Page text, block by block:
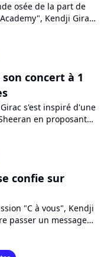
osée de la part de
Kendji Girac
un duo avec
concert à 1
s'est inspiré d'une
en proposant
symbolique. Sauf
confie sur
"C à vous", Kendji
passer un message
dérives de l'alcool,